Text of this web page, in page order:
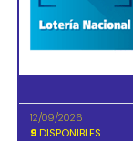
12/09/2026
9 DISPONIBLES